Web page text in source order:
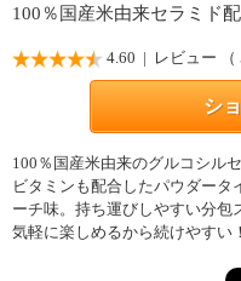
100％国産米由来セラミド
4.60 | レビュー （
シ
100％国産米由来のグルコシル
ビタミンも配合したパウダー
ーチ味。持ち運びしやすい分包
気軽に楽しめるから続けやすい